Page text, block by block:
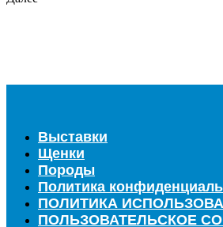
Выставки
Щенки
Породы
Политика
ПОЛИТИКА
ПОЛЬЗОВАТЕЛЬСКОЕ